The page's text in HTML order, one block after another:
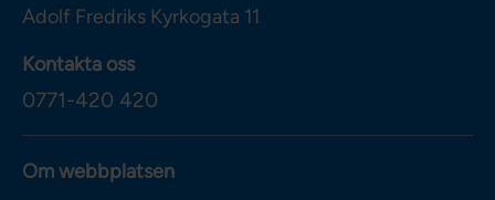
Adolf Fredriks Kyrkogata 11
Kontakta oss
0771-420 420
Om webbplatsen